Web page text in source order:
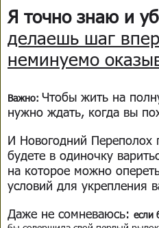
Я точно знаю и
делаешь шаг
неминуемо
Важно: Чтобы жить на
нужно ждать, когда вы
И Новогодний
будете в одиночку
на которое можно
условий для укрепления
Даже не сомневаюсь: если